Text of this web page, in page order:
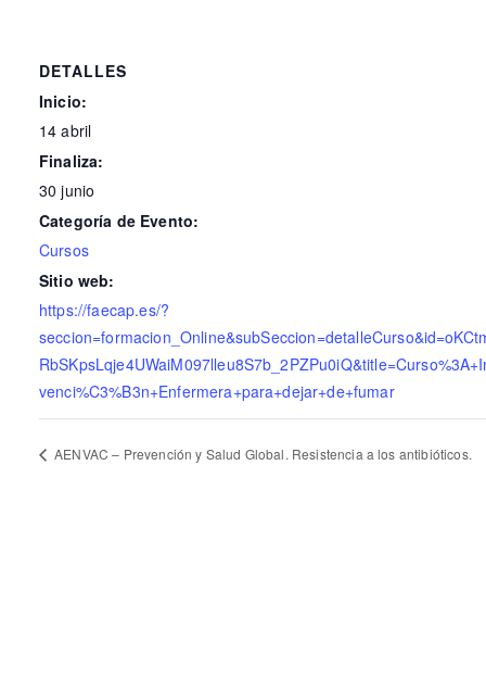
DETALLES
Inicio:
14 abril
Finaliza:
30 junio
Categoría de Evento:
Cursos
Sitio web:
https://faecap.es/?
venci%C3%B3n+Enfermera+para+dejar+de+fumar
AENVAC – Prevención y Salud Global. Resistencia a los antibióticos.